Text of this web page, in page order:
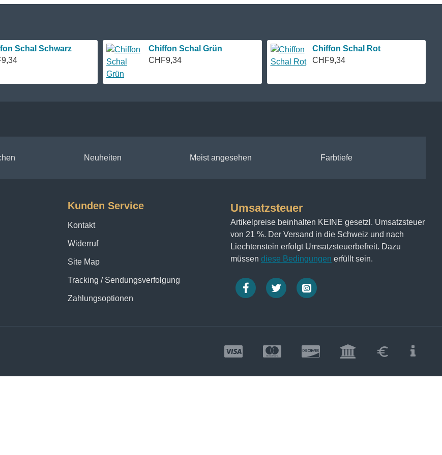
des Trägers unterstreicht. Ob für ein formelles Event oder einen entspannten Abend, diese Farbpalette
nur ein Stoff – er ist eine Leinwand, auf der Sie Ihre eigene Geschichte der Eleganz und des Stils schreiben
Eigenschaften ist er eine Investition, die sowohl zeitlose Schönheit als auch dauerhafte Qualität verspricht.
der Farbe Burgunder verzaubern.
Stoff für glamouröse Abendkleider, festliche Bekleidung gesucht wird. Die Farbwirkung auf Crêpe Satin 12.5 ist
Schal Schwarz
Chiffon Schal Grün
CHF9,34
Chiffon Schal Rot
CHF9,34
Neuheiten Meist angesehen Farbtiefe
Kunden Service
Kontakt
Widerruf
Site Map
Tracking / Sendungsverfolgung
Zahlungsoptionen
Umsatzsteuer
Artikelpreise beinhalten KEINE gesetzl. Umsatzsteuer
von 21 %. Der Versand in die Schweiz und nach
Liechtenstein erfolgt Umsatzsteuerbefreit. Dazu
müssen diese Bedingungen erfüllt sein.